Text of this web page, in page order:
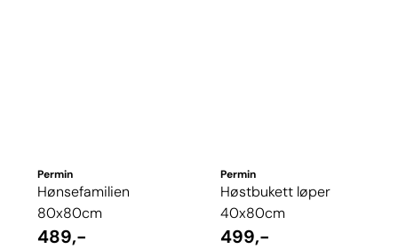
Permin
Hønsefamilien
80x80cm
489,-
Permin
Høstbukett løper
40x80cm
499,-